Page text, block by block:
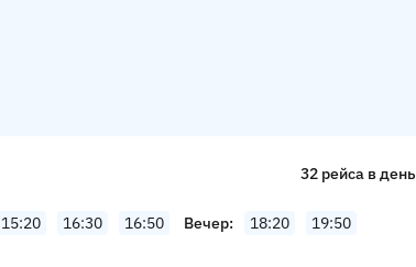
32 рейсa в день
15:20 16:30 16:50 Вечер 18:20 19:50